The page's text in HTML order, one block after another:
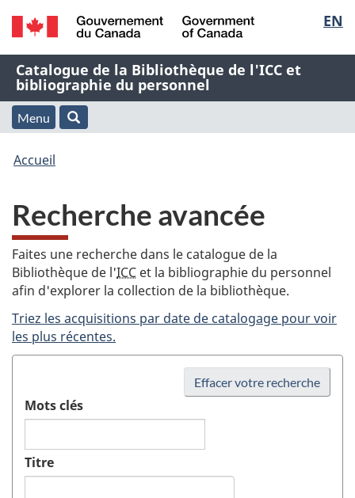
Passer
au
contenu
principal
Passer
à
« À
propos
de
application
Passer
à
la
version
HTML
de
la
EN
/
Government
of
Canada
Nom
de
l'application
Web
Catalogue de la Bibliothèque de l'ICC et
bibliographie du personnel
Menu
et
Menu
Vous
ici
Accueil
Recherche avancée
Faites une recherche dans le catalogue de la
Bibliothèque de l'ICC et la bibliographie du personnel
afin d'explorer la collection de la bibliothèque.
Triez les acquisitions par date de catalogage pour voir
les plus récentes.
Effacer votre recherche
Mots clés
Titre